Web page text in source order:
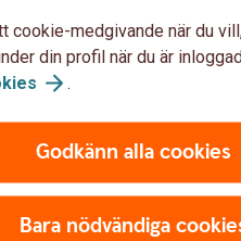
resa eller fest
eller fest
pension eller barn
cookie-medgivande när du
din profil när du är
.
Godkänn alla cookies
Bara nödvändiga